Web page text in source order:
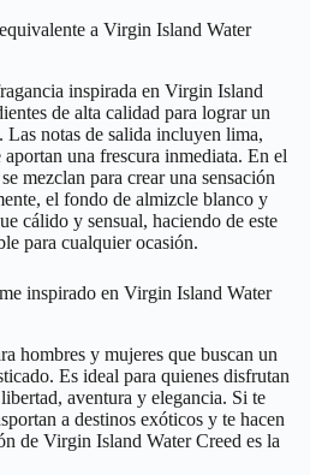
a Virgin Island Water
inspirada en Virgin Island
de alta calidad para lograr un
notas de salida incluyen lima,
una frescura inmediata. En el
mezclan para crear una sensación
el fondo de almizcle blanco y
cálido y sensual, haciendo de este
para cualquier ocasión.
inspirado en Virgin Island Water
hombres y mujeres que buscan un
Es ideal para quienes disfrutan
aventura y elegancia. Si te
a destinos exóticos y te hacen
de Virgin Island Water Creed es la